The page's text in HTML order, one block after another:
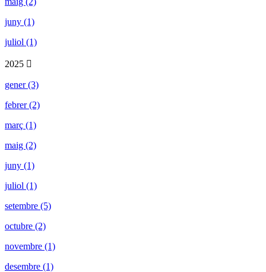
juny (1)
juliol (1)
2025
gener (3)
febrer (2)
març (1)
maig (2)
juny (1)
juliol (1)
setembre (5)
octubre (2)
novembre (1)
desembre (1)